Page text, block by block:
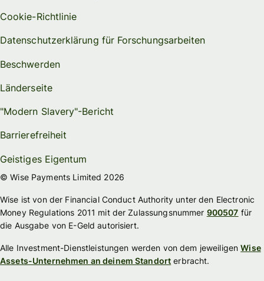
Cookie-Richtlinie
Datenschutzerklärung für Forschungsarbeiten
Beschwerden
Länderseite
"Modern Slavery"-Bericht
Barrierefreiheit
Geistiges Eigentum
© Wise Payments Limited 2026
Wise ist von der Financial Conduct Authority unter den Electronic
Money Regulations 2011 mit der Zulassungsnummer 900507 für
die Ausgabe von E-Geld autorisiert.
Alle Investment-Dienstleistungen werden von dem jeweiligenWise
Assets-Unternehmen an deinem Standort erbracht.